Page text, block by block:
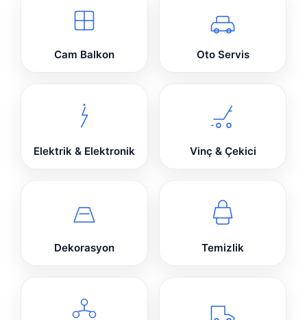
Cam Balkon Oto Servis
Elektrik & Elektronik Vinç & Çekici
Dekorasyon Temizlik